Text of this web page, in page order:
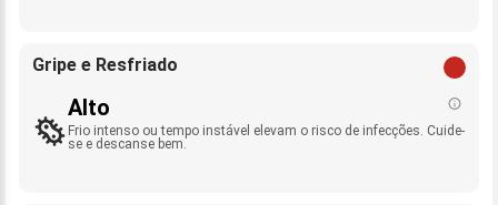
Gripe e Resfriado
Alto
Frio intenso ou tempo instável elevam o risco de infecções. Cuide-
se e descanse bem.